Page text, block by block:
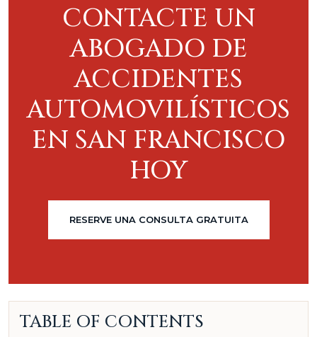
CONTACTE UN
ABOGADO DE
ACCIDENTES
AUTOMOVILÍSTICOS
EN SAN FRANCISCO
HOY
RESERVE UNA CONSULTA GRATUITA
TABLE OF CONTENTS